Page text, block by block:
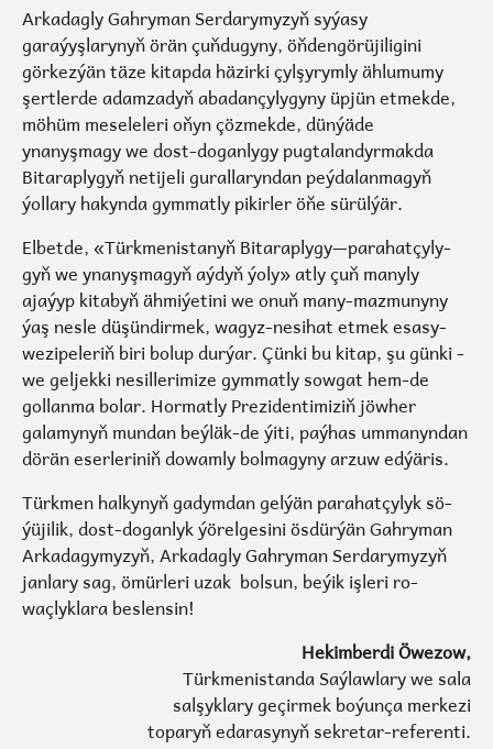
Arkadagly Gahryman Serdarymyzyň syýasy
garaýyşlarynyň örän çuň­dugyny, öň­dengörüjiligini
görkezýän täze kitapda häzirki çylşyrymly ählumumy
şertlerde adamzadyň abadançylygyny üpjün etmekde,
möhüm meseleleri oňyn çözmekde, dünýäde
ynanyşmagy we dost-doganlygy pugtalandyrmakda
Bitaraplygyň netijeli gurallaryndan peýdalanmagyň
ýollary hakynda gymmatly pikirler öňe sürülýär.
Elbetde, «Türk­me­nis­ta­nyň Bi­ta­rap­ly­gy­—­para­hat­çy­ly­
gyň we yna­nyş­ma­gyň aý­dyň ýo­ly» at­ly çuň manyly
ajaýyp ­ki­ta­byň ­äh­mi­ýe­ti­ni we ­onuň ­many-maz­mu­ny­ny
ýaş nes­le dü­şün­dir­mek, wagyz-ne­si­hat ­et­mek ­esa­sy­
we­zi­pe­le­riň ­bi­ri ­bo­lup dur­ýar. Çünki bu ­ki­tap, ­şu ­gün­ki ­
we ­gel­jek­ki ne­sil­le­ri­mi­ze gym­mat­ly sow­gat hem-de
gollan­ma ­bo­lar. Hormatly Prezidentimiziň jöwher
galamynyň mundan beýläk-de ýiti, paýhas ummanyndan
dörän eserleriniň dowamly bolmagyny arzuw edýäris.
Türkmen halkynyň gadymdan gelýän рa­ra­hat­çy­lyk sö­
ýüji­lik, dost-do­gan­lyk ýö­rel­ge­si­ni ös­dür­ýän Gah­ry­man
Ar­ka­da­gy­my­zyň, Ar­kadagly Gah­ry­man Ser­da­ry­my­zyň
jan­la­ry sag, ömürleri uzak bol­sun, be­ýik iş­le­ri ro­
waçlyk­la­ra bes­len­sin!
Hekimberdi Öwezow,
Türkmenistanda Saýlawlary we sala
salşyklary geçirmek boýunça merkezi
toparyň edarasynyň sekretar-referenti.